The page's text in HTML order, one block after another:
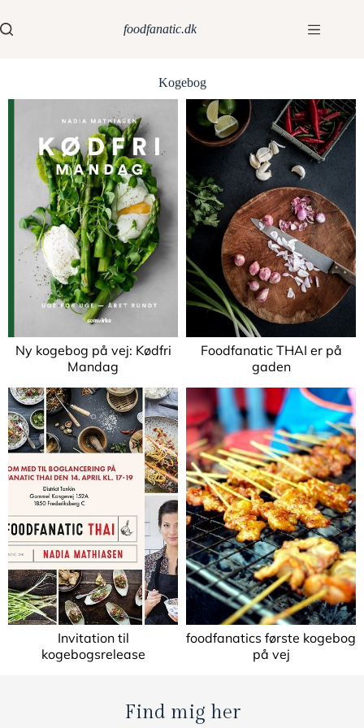
foodfanatic.dk
Kogebog
Ny kogebog på vej: Kødfri
Mandag
Foodfanatic THAI er på
gaden
Invitation til
kogebogsrelease
foodfanatics første kogebog
på vej
Find mig her